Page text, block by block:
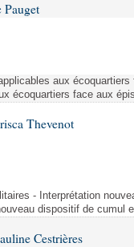
Pauget
aux
écoquartiers face aux
Thevenot
- Interprétation
dispositif de cumul
Cestrières